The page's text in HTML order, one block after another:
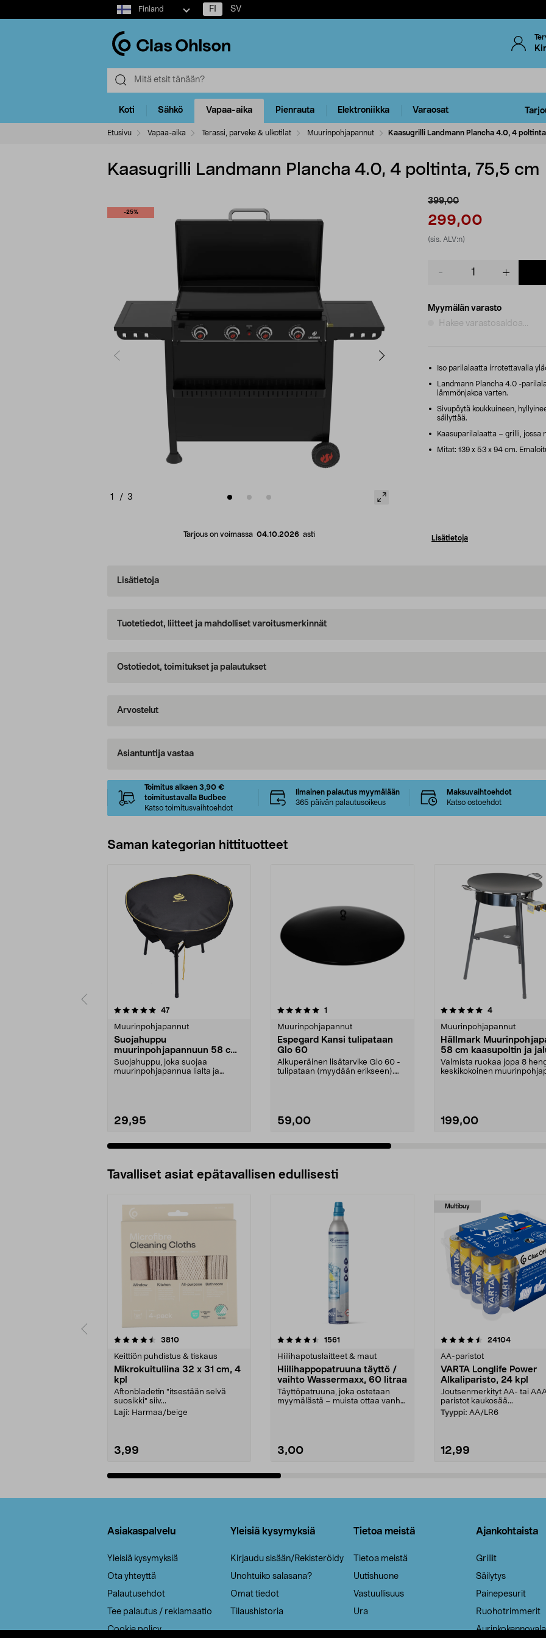
Select
market
Finland FI SV
Koti Sähkö Vapaa-aika Pienrauta Elektroniikka Varaosat
Etusivu Vapaa-aika Terassi, parveke & ulkotilat Muurinpohjapannut Kaasugrilli Landmann Plancha 4.0, 4
Kaasugrilli Landmann Plancha 4.0, 4 poltinta, 75,5 cm
-25%
1 / 3
Tarjous on voimassa 04.10.2026 asti
399,00
299,00
(sis. ALV:n)
Myymälän varasto
Hakee varastosaldoa...
Iso parilalaatta irrotettavalla
Landmann Plancha 4.0 -
lämmönjakoa varten.
Sivupöytä koukkuineen,
säilyttää.
Kaasuparilalaatta – grilli, jossa
Mitat: 139 x 53 x 94 cm.
Lisätietoja
Lisätietoja
Tuotetiedot, liitteet ja mahdolliset varoitusmerkinnät
Ostotiedot, toimitukset ja palautukset
Arvostelut
Asiantuntija vastaa
Toimitus alkaen 3,90 €
toimitustavalla Budbee
Katso toimitusvaihtoehdot
Ilmainen palautus myymälään
365 päivän palautusoikeus
Maksuvaihtoehdot
Katso ostoehdot
Saman kategorian hittituotteet
47arvostelut
Muurinpohjapannut
Suojahuppu
muurinpohjapannuun 58 cm,
Hällmark
Suojahuppu, joka suojaa
muurinpohjapannua lialta ja
29,95
5.0 viidestä
1
Muurinpohjapannut
Espegard Kansi tulipataan
Glo 60
Alkuperäinen lisätarvike Glo 60 -
tulipataan (myydään erikseen).
59,00
5.0 viidestä
4arvostelut
Muurinpohjapannut
Hällmark
58 cm kaasupoltin ja
Valmista ruokaa jopa 8
keskikokoinen
199,00
0.0 viidestä
Tavalliset asiat epätavallisen edullisesti
3810arvostelut
Keittiön puhdistus & tiskaus
Mikrokuituliina 32 x 31 cm, 4
kpl
Aftonbladetin "itsestään selvä
suosikki" siiv...
Laji: Harmaa/beige
3,99
4.5viidestä
1561
Hiilihapotuslaitteet & maut
Hiilihappopatruuna täyttö /
vaihto Wassermaxx, 60 litraa
Täyttöpatruuna, joka ostetaan
myymälästä – muista ottaa vanha
3,00
Multibuy
4.5viidestä
24104arvostelut
AA-paristot
VARTA Longlife Power
Alkaliparisto, 24 kpl
Joutsenmerkityt AA- tai
paristot kaukosää...
Tyyppi: AA/LR6
12,99
4.5viidestä
Asiakaspalvelu
Yleisiä kysymyksiä
Ota yhteyttä
Palautusehdot
Tee palautus / reklamaatio
Cookie policy
Yleisiä kysymyksiä
Kirjaudu sisään/Rekisteröidy
Unohtuiko salasana?
Omat tiedot
Tilaushistoria
Tietoa meistä
Tietoa meistä
Uutishuone
Vastuullisuus
Ura
Ajankohtaista
Grillit
Säilytys
Painepesurit
Ruohotrimmerit